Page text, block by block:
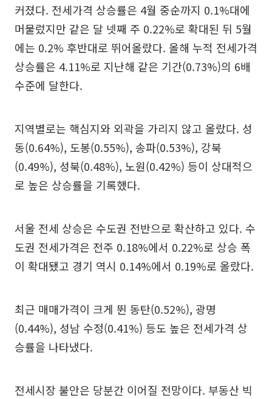
커졌다. 전세가격 상승률은 4월 중순까지 0.1%대에
머물렀지만 같은 달 넷째 주 0.22%로 확대된 뒤 5월
에는 0.2% 후반대로 뛰어올랐다. 올해 누적 전세가격
상승률은 4.11%로 지난해 같은 기간(0.73%)의 6배
수준에 달한다.
지역별로는 핵심지와 외곽을 가리지 않고 올랐다. 성
동(0.64%), 도봉(0.55%), 송파(0.53%), 강북
(0.49%), 성북(0.48%), 노원(0.42%) 등이 상대적으
로 높은 상승률을 기록했다.
서울 전세 상승은 수도권 전반으로 확산하고 있다. 수
도권 전세가격은 전주 0.18%에서 0.22%로 상승 폭
이 확대됐고 경기 역시 0.14%에서 0.19%로 올랐다.
최근 매매가격이 크게 뛴 동탄(0.52%), 광명
(0.44%), 성남 수정(0.41%) 등도 높은 전세가격 상
승률을 나타냈다.
전세시장 불안은 당분간 이어질 전망이다. 부동산 빅